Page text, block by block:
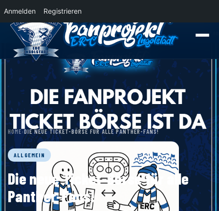
Anmelden Registrieren
NewsDer Panther Express 2026/2027 rollt nach Krefeld! Wohin rollt der
HOME›DIE NEUE TICKET-BÖRSE FÜR ALLE PANTHER-FANS!
ALLGEMEIN
Die neue Ticket-Börse für alle
Panther-Fans!